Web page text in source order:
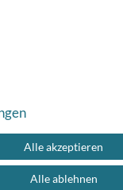
Alle akzeptieren
Alle ablehnen
GmbH |